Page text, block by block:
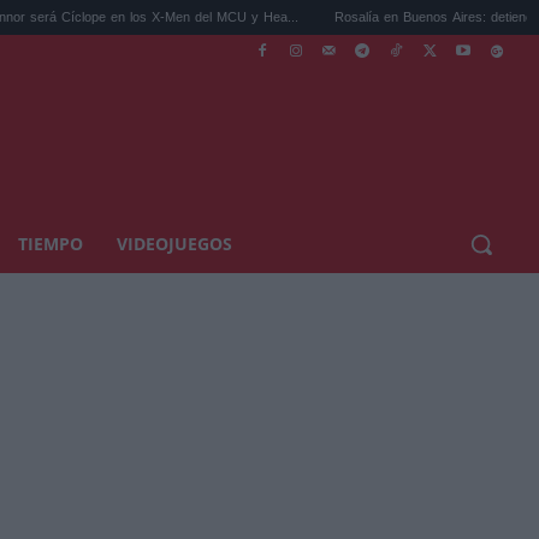
los X-Men del MCU y Hea... Rosalía en Buenos Aires: detiene el tráfico y se s...
TIEMPO VIDEOJUEGOS